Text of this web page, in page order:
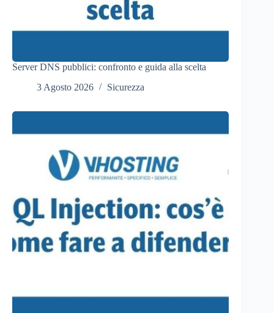
Server DNS pubblici: confronto e guida alla scelta
3 Agosto 2026
Sicurezza